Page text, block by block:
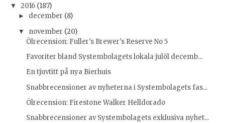
▼ 2016 (187)
► december (8)
▼ november (20)
Ölrecension: Fuller's Brewer's Reserve No 5
Favoriter bland Systembolagets lokala julöl decemb...
En tjuvtitt på nya Bierhuis
Snabbrecensioner av nyheterna i Systembolagets fas...
Ölrecension: Firestone Walker Helldorado
Snabbrecensioner av Systembolagets exklusiva nyhet...